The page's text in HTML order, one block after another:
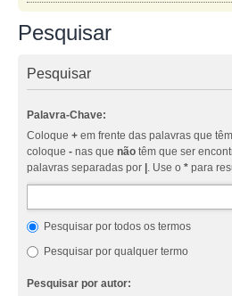
Pesquisar
Pesquisar
Palavra-Chave:
Coloque + em frente das palavras que
coloque - nas que não têm que ser
palavras separadas por |. Use o * para
Pesquisar por todos os termos
Pesquisar por qualquer termo
Pesquisar por autor: